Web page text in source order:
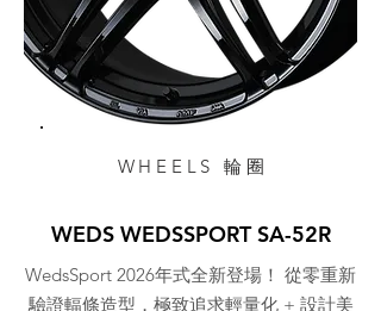
WHEELS 輪圈
WEDS WEDSSPORT SA-52R
WedsSport 2026年式全新登場！ 從零重新
驗證輻條造型，極致追求輕量化 + 設計美